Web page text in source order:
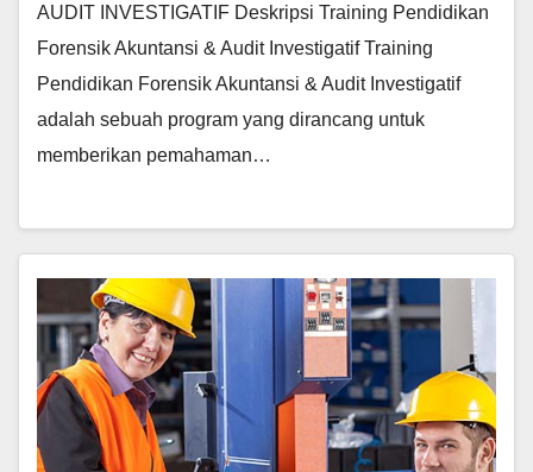
AUDIT INVESTIGATIF Deskripsi Training Pendidikan
Forensik Akuntansi & Audit Investigatif Training
Pendidikan Forensik Akuntansi & Audit Investigatif
adalah sebuah program yang dirancang untuk
memberikan pemahaman…